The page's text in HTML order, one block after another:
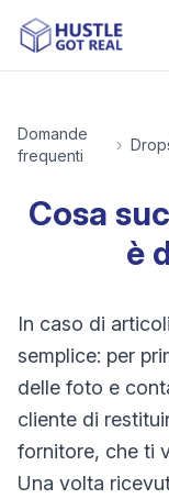
Domande
frequenti
›
Cosa
è
In caso di
semplice: per
delle foto e
cliente di
fornitore, che ti
Una volta